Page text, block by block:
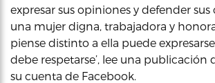
expresar sus opiniones y defender sus
una mujer digna, trabajadora y
piense distinto a ella puede
debe respetarse’, lee una publicación
su cuenta de Facebook.